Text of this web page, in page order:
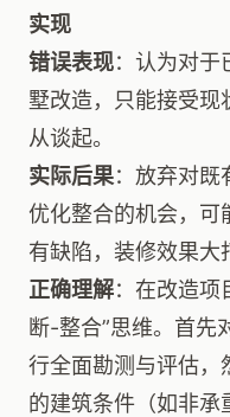
实现
错误表现：认为对于
墅改造，只能接受现
从谈起。
实际后果：放弃对既
优化整合的机会，可
有缺陷，装修效果大
正确理解：在改造项
断-整合”思维。首先
行全面勘测与评估，
的建筑条件（如非承